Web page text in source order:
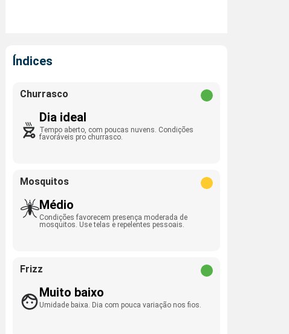
Índices
Churrasco
Dia ideal
Tempo aberto, com poucas nuvens. Condições
favoráveis pro churrasco.
Mosquitos
Médio
Condições favorecem presença moderada de
mosquitos. Use telas e repelentes pessoais.
Frizz
Muito baixo
Umidade baixa. Dia com pouca variação nos fios.